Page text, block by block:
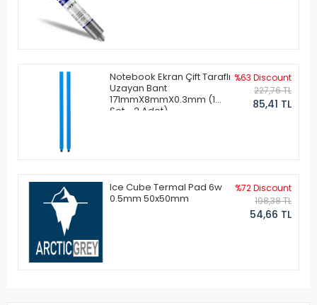
Notebook Ekran Çift Taraflı
Uzayan Bant
171mmX8mmX0.3mm (1
Set - 2 Adet)
%63 Discount
227,76 TL
85,41 TL
Ice Cube Termal Pad 6w
0.5mm 50x50mm
%72 Discount
198,38 TL
54,66 TL